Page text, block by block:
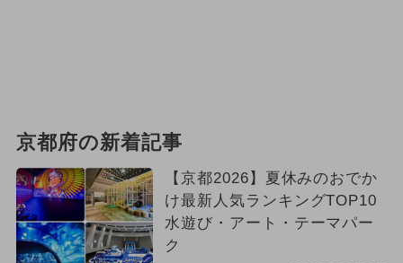
京都府の新着記事
【京都2026】夏休みのおでか
け最新人気ランキングTOP10
水遊び・アート・テーマパー
ク